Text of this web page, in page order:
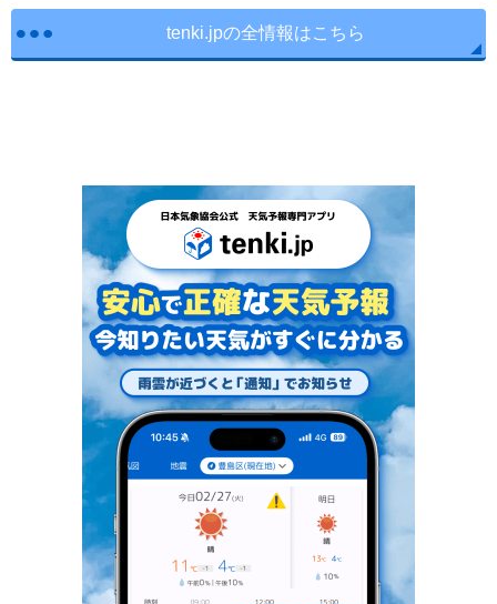
tenki.jpの全情報はこちら